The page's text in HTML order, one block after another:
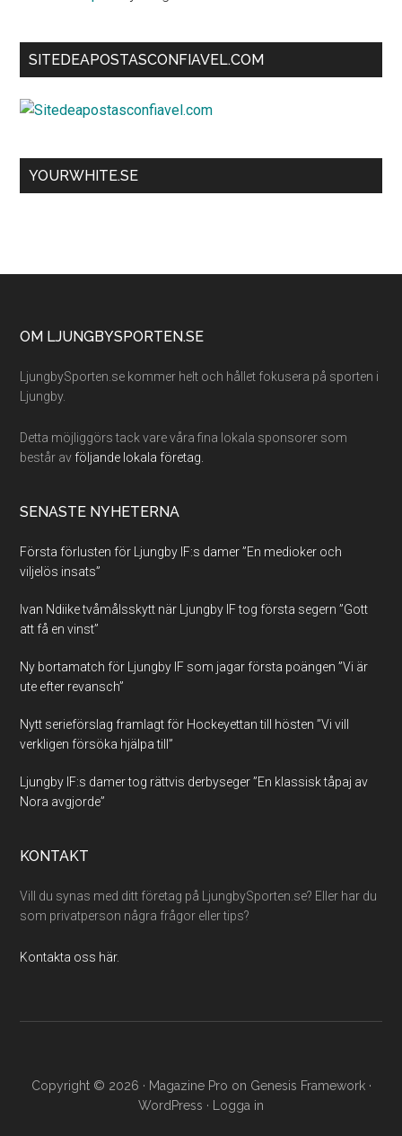
SITEDEAPOSTASCONFIAVEL.COM
YOURWHITE.SE
Footer
OM LJUNGBYSPORTEN.SE
LjungbySporten.se kommer helt och hållet fokusera på sporten i
Ljungby.
Detta möjliggörs tack vare våra fina lokala sponsorer som
består av följande lokala företag.
SENASTE NYHETERNA
Första förlusten för Ljungby IF:s damer ”En medioker och
viljelös insats”
Ivan Ndiike tvåmålsskytt när Ljungby IF tog första segern ”Gott
att få en vinst”
Ny bortamatch för Ljungby IF som jagar första poängen ”Vi är
ute efter revansch”
Nytt serieförslag framlagt för Hockeyettan till hösten ”Vi vill
verkligen försöka hjälpa till”
Ljungby IF:s damer tog rättvis derbyseger ”En klassisk tåpaj av
Nora avgjorde”
KONTAKT
Vill du synas med ditt företag på LjungbySporten.se? Eller har du
som privatperson några frågor eller tips?
Kontakta oss här.
Copyright © 2026 · Magazine Pro on Genesis Framework·
WordPress · Logga in